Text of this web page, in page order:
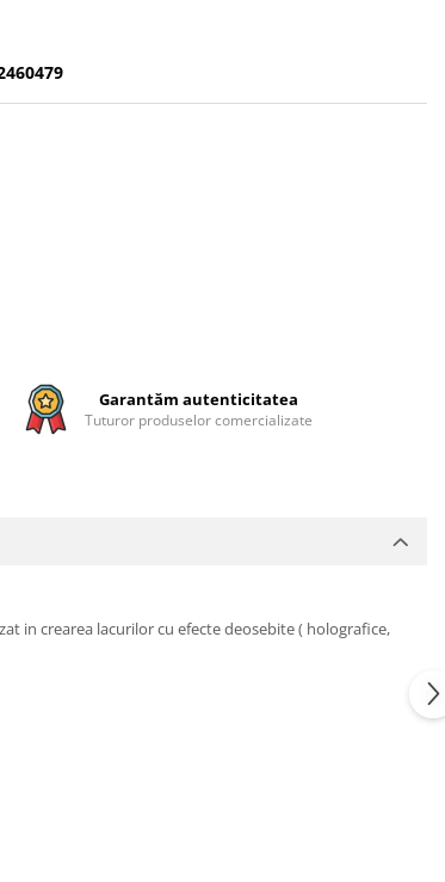
Garantăm autenticitatea
Tuturor produselor comercializate
in crearea lacurilor cu efecte deosebite ( holografice,